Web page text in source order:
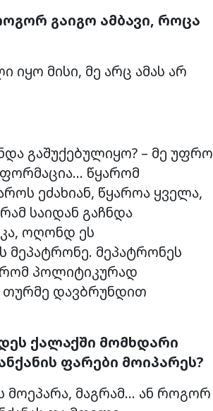
გაიგო ამბავი, როცა
იყო მისი, მე არც ამას არ
გაშუქებულიყო? – მე უფრო
წყარომ
ეძახიან, წყაროა ყველა,
საიდან გაჩნდა
ოღონდ ეს
მეპატრონე. მეპატრონეს
რომ პოლიტიკურად
თურმე დავბრუნდით
ქალაქში მომხდარი
ფარები მოიპარეს?
მოეპარა, მაგრამ… ან როგორ